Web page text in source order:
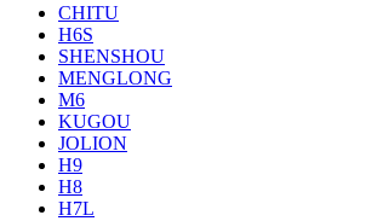
CHITU
H6S
SHENSHOU
MENGLONG
M6
KUGOU
JOLION
H9
H8
H7L